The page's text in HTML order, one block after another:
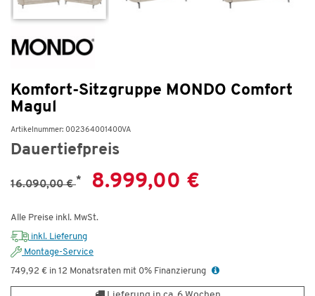
Komfort-Sitzgruppe MONDO Comfort
Magul
Artikelnummer: 002364001400VA
Dauertiefpreis
16.090,00 €* 8.999,00 €
Alle Preise inkl. MwSt.
inkl. Lieferung
Montage-Service
749,92 € in 12 Monatsraten mit 0% Finanzierung